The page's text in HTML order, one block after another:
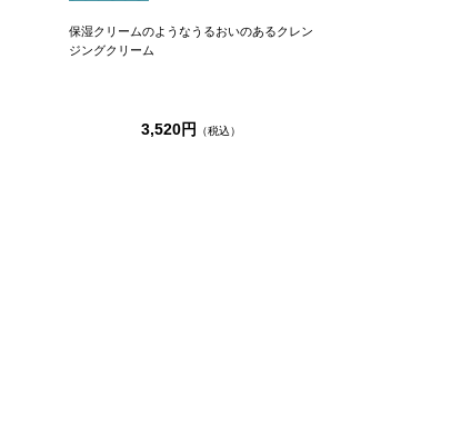
保湿クリームのようなうるおいのあるクレン
ジングクリーム
3,520円 （税込）